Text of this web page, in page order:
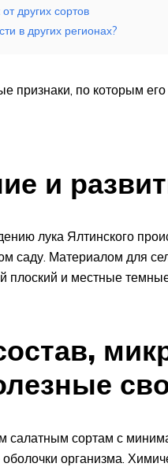
других сортов
в других регионах?
признаки, по которым его
и
лука Ялтинского
саду. Материалом для
плоский и местные
салатным сортам с
организма.